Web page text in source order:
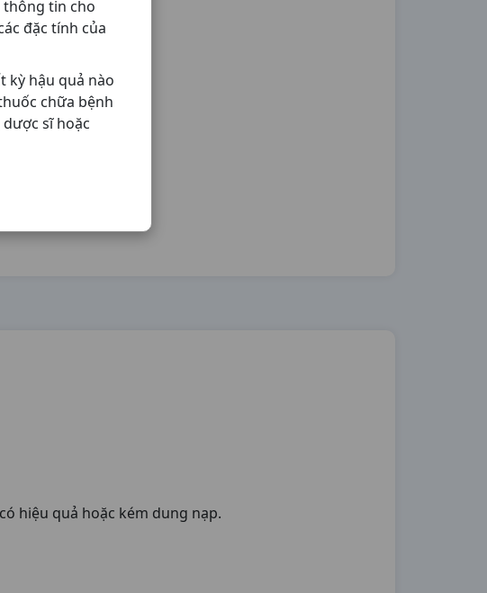
thông tin cho
đặc tính của
kỳ hậu quả nào
chữa bệnh
sĩ hoặc
hiệu quả hoặc kém dung nạp.